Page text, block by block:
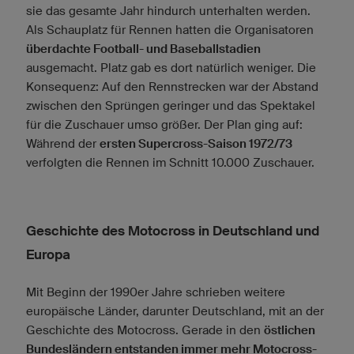
sie das gesamte Jahr hindurch unterhalten werden.
Als Schauplatz für Rennen hatten die Organisatoren
überdachte Football- und Baseballstadien
ausgemacht. Platz gab es dort natürlich weniger. Die
Konsequenz: Auf den Rennstrecken war der Abstand
zwischen den Sprüngen geringer und das Spektakel
für die Zuschauer umso größer. Der Plan ging auf:
Während der ersten Supercross-Saison 1972/73
verfolgten die Rennen im Schnitt 10.000 Zuschauer.
Geschichte des Motocross in Deutschland und
Europa
Mit Beginn der 1990er Jahre schrieben weitere
europäische Länder, darunter Deutschland, mit an der
Geschichte des Motocross. Gerade in den östlichen
Bundesländern entstanden immer mehr Motocross-